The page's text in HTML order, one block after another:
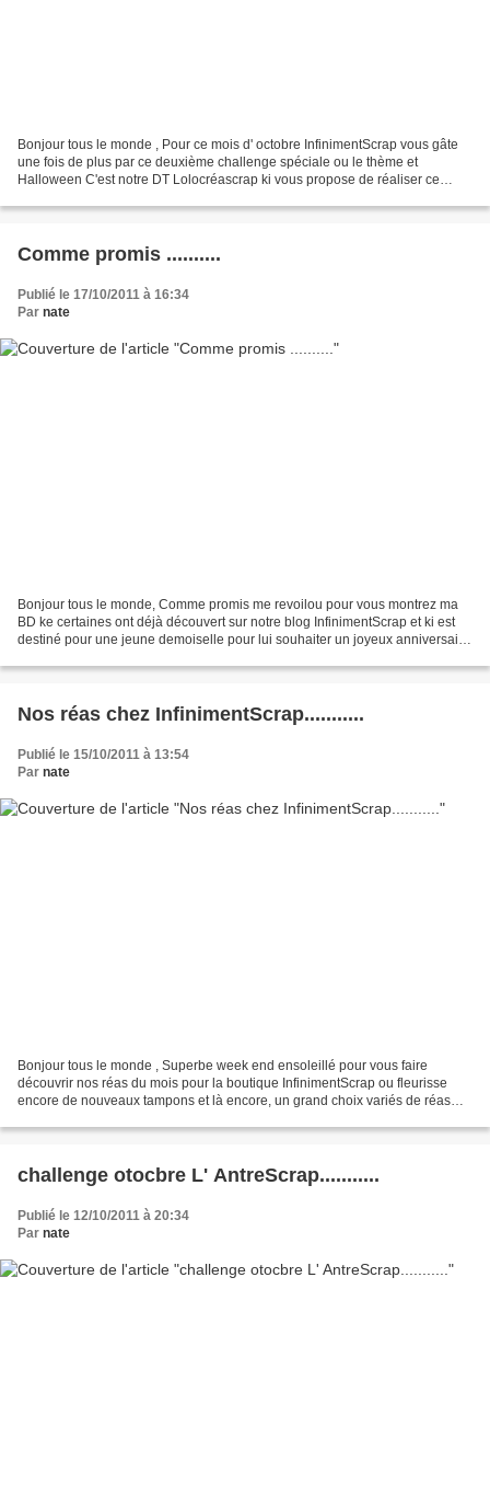
Bonjour tous le monde , Pour ce mois d' octobre InfinimentScrap vous gâte
une fois de plus par ce deuxième challenge spéciale ou le thème et
Halloween C'est notre DT Lolocréascrap ki vous propose de réaliser ce
Comme promis ..........
Publié le 17/10/2011 à 16:34
Par nate
Bonjour tous le monde, Comme promis me revoilou pour vous montrez ma
BD ke certaines ont déjà découvert sur notre blog InfinimentScrap et ki est
destiné pour une jeune demoiselle pour lui souhaiter un joyeux anniversaire
Nos réas chez InfinimentScrap...........
Publié le 15/10/2011 à 13:54
Par nate
Bonjour tous le monde , Superbe week end ensoleillé pour vous faire
découvrir nos réas du mois pour la boutique InfinimentScrap ou fleurisse
encore de nouveaux tampons et là encore, un grand choix variés de réas
challenge otocbre L' AntreScrap...........
Publié le 12/10/2011 à 20:34
Par nate